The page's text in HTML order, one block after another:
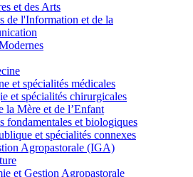
et des Arts
de l'Information et de la
et spécialités médicales
et spécialités chirurgicales
la Mère et de l’Enfant
fondamentales et biologiques
et spécialités connexes
Agropastorale (IGA)
et Gestion Agropastorale